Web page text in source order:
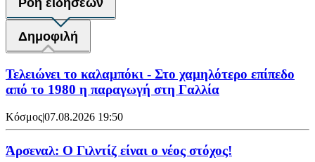
Ροή ειδήσεων
Δημοφιλή
Τελειώνει το καλαμπόκι - Στο χαμηλότερο επίπεδο
από το 1980 η παραγωγή στη Γαλλία
Κόσμος|07.08.2026 19:50
Άρσεναλ: Ο Γιλντίζ είναι ο νέος στόχος!